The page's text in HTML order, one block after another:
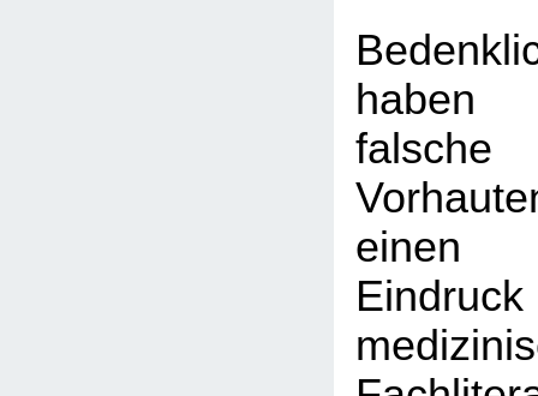
einen